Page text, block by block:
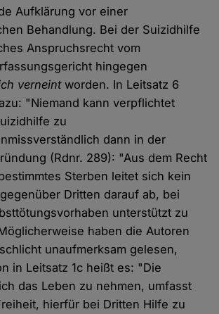
Aufklärung vor einer
Behandlung. Bei der Suizidhilfe
Anspruchsrecht vom
hingegen
verneintworden. In Leitsatz 6
"Niemand kann verpflichtet
zu
dann in der
(Rdnr. 289): "Aus dem Recht
Sterben leitet sich kein
Dritten darauf ab, bei
unterstützt zu
haben die Autoren
unaufmerksam gelesen,
in Leitsatz 1c heißt es: "Die
das Leben zu nehmen, umfasst
hierfür bei Dritten Hilfe zu